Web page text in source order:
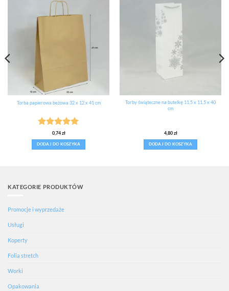
Torba papierowa beżowa 32 x 12 x 41 cm
Oceniono
na 5
0,74zł
DODAJ DO KOSZYKA
Torby świąteczne na butelkę 11,5 x 11,5 x 40
cm
4,80zł
DODAJ DO KOSZYKA
KATEGORIE PRODUKTÓW
Promocje i wyprzedaże
Usługi
Koperty
Folia stretch
Worki
Opakowania